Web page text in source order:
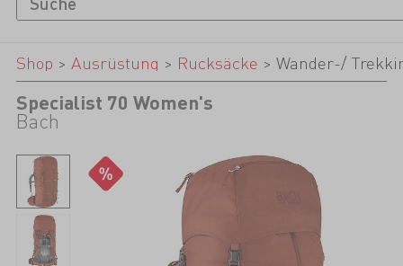
Shop > Ausrüstung > Rucksäcke > Wander-/
Specialist 70 Women's
Bach